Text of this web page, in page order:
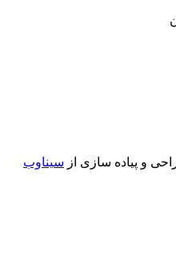
و پیاده سازی از سیناوب